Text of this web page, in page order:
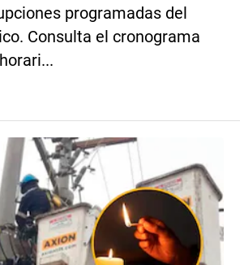
programadas del
Consulta el cronograma